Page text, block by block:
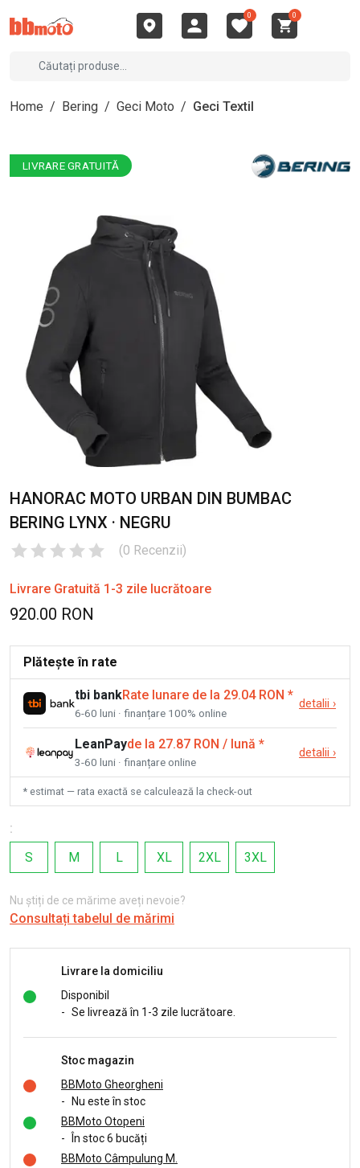
0 0
Home / Bering / Geci Moto / Geci Textil
LIVRARE GRATUITĂ
HANORAC MOTO URBAN DIN BUMBAC
BERING LYNX · NEGRU
(0 Recenzii)
Livrare Gratuită 1-3 zile lucrătoare
920.00 RON
Plătește în rate
tbi bankRate lunare de la 29.04 RON *
6-60 luni · finanțare 100% online
detalii ›
LeanPayde la 27.87 RON / lună *
3-60 luni · finanțare online
detalii ›
* estimat — rata exactă se calculează la check-out
:
S
M L XL 2XL 3XL
Nu știți de ce mărime aveți nevoie?
Consultați tabelul de mărimi
Livrare la domiciliu
Disponibil
- Se livrează în 1-3 zile lucrătoare.
Stoc magazin
BBMoto Gheorgheni
-
Nu este în stoc
BBMoto Otopeni
-
În stoc 6 bucăți
BBMoto Câmpulung M.